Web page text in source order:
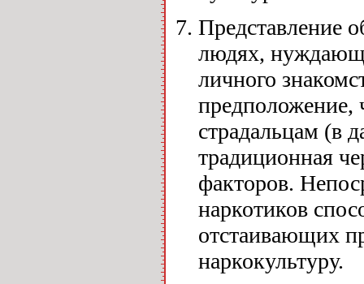
Представление
людях,
личного
предположение,
страдальцам (в
традиционная
факторов.
наркотиков
отстаивающих
наркокультуру.